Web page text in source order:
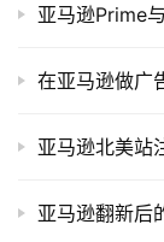
亚马逊Prime
在亚马逊做广
亚马逊北美站
亚马逊翻新后